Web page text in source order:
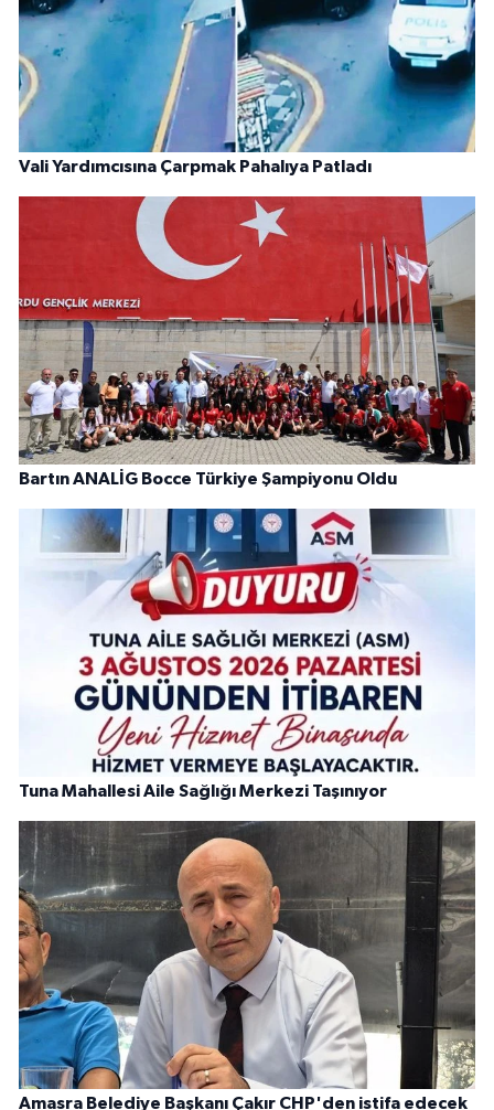
Vali Yardımcısına Çarpmak Pahalıya Patladı
Bartın ANALİG Bocce Türkiye Şampiyonu Oldu
Tuna Mahallesi Aile Sağlığı Merkezi Taşınıyor
Amasra Belediye Başkanı Çakır CHP'den istifa edecek